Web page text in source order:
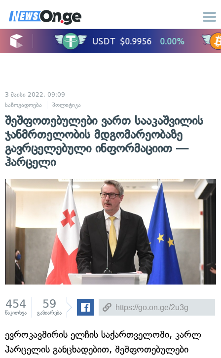
3 მაისი 2022, 09:09
საზოგადოება
პოლიტიკა
შეშფოთებულები ვართ სააკაშვილის
ჯანმრთელობის მდგომარეობაზე
გავრცელებული ინფორმაციით —
ჰარცელი
454
წაკითხვა
59
გაზიარება
ევროკავშირის ელჩის საქართველოში, კარლ
ჰარცელის განცხადებით, შეშფოთებულები